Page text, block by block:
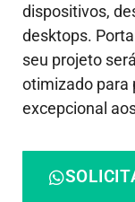
dispositivos,
desktops.
seu projeto
otimizado para
excepcional